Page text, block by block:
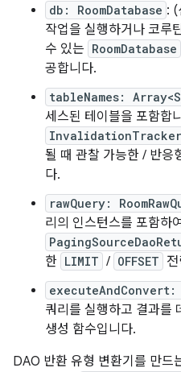
db: RoomDatabase : (
작업을 실행하거나 코루
수 있는 RoomDatabase
공합니다.
tableNames:
세스된 테이블을 포함합
될 때 관찰 가능한 / 반응
다.
rawQuery:
리의 인스턴스를 포함하여
한 LIMIT / OFFSET
쿼리를 실행하고 결과를
생성 함수입니다.
DAO 반환 유형 변환기를 만드